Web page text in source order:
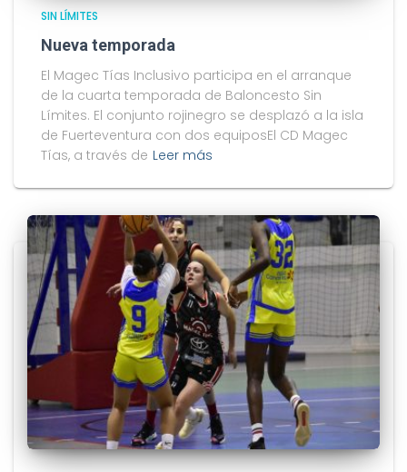
SIN LÍMITES
Nueva temporada
El Magec Tías Inclusivo participa en el arranque
de la cuarta temporada de Baloncesto Sin
Límites. El conjunto rojinegro se desplazó a la isla
de Fuerteventura con dos equiposEl CD Magec
Tías, a través de Leer más